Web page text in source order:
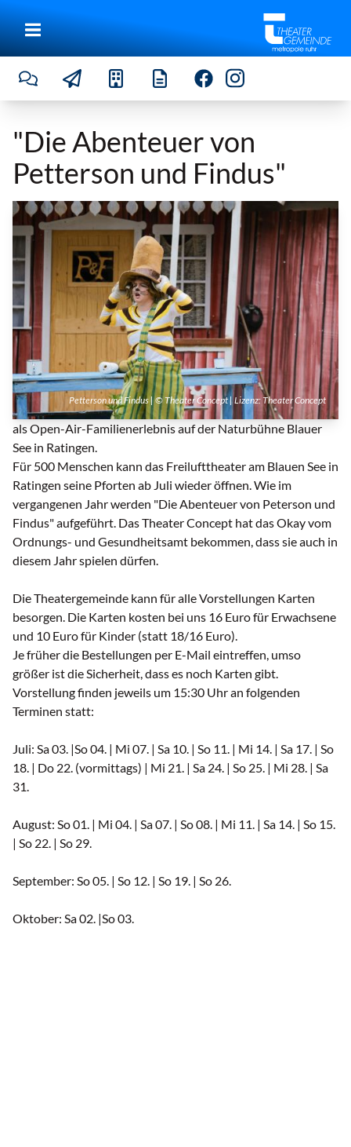
"Die Abenteuer von
Petterson und Findus"
als Open-Air-Familienerlebnis auf der Naturbühne Blauer
See in Ratingen.
Für 500 Menschen kann das Freilufttheater am Blauen See in
Ratingen seine Pforten ab Juli wieder öffnen. Wie im
vergangenen Jahr werden "Die Abenteuer von Peterson und
Findus" aufgeführt. Das Theater Concept hat das Okay vom
Ordnungs- und Gesundheitsamt bekommen, dass sie auch in
diesem Jahr spielen dürfen.
Die Theatergemeinde kann für alle Vorstellungen Karten
besorgen. Die Karten kosten bei uns 16 Euro für Erwachsene
und 10 Euro für Kinder (statt 18/16 Euro).
Je früher die Bestellungen per E-Mail eintreffen, umso
größer ist die Sicherheit, dass es noch Karten gibt.
Vorstellung finden jeweils um 15:30 Uhr an folgenden
Terminen statt:
Juli: Sa 03. |So 04. | Mi 07. | Sa 10. | So 11. | Mi 14. | Sa 17. | So
18. | Do 22. (vormittags) | Mi 21. | Sa 24. | So 25. | Mi 28. | Sa
31.
August: So 01. | Mi 04. | Sa 07. | So 08. | Mi 11. | Sa 14. | So 15.
| So 22. | So 29.
September: So 05. | So 12. | So 19. | So 26.
Oktober: Sa 02. |So 03.
Petterson und Findus | © Theater Concept | Lizenz:Theater Concept